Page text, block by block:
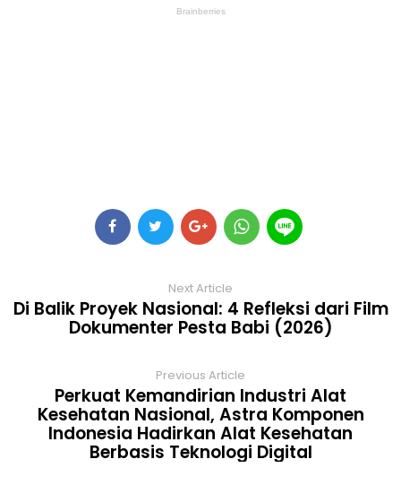
Next Article
Di Balik Proyek Nasional: 4 Refleksi dari Film
Dokumenter Pesta Babi (2026)
Previous Article
Perkuat Kemandirian Industri Alat
Kesehatan Nasional, Astra Komponen
Indonesia Hadirkan Alat Kesehatan
Berbasis Teknologi Digital